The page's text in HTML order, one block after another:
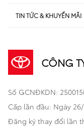
Sedan
Bán tải
Hatchback
Thương mại
TSS
Dịch vụ sau bán hàng
Bảo hiểm Toyota
Xe đã qua sử dụng
Bảo hành mở rộng
TIN TỨC & KHUYẾN MÃI
Khuyến mãi
Xã hội
CÔNG
Số GCNĐKDN:
Cấp lần đầu: Ngày
Đăng ký thay đổi lần